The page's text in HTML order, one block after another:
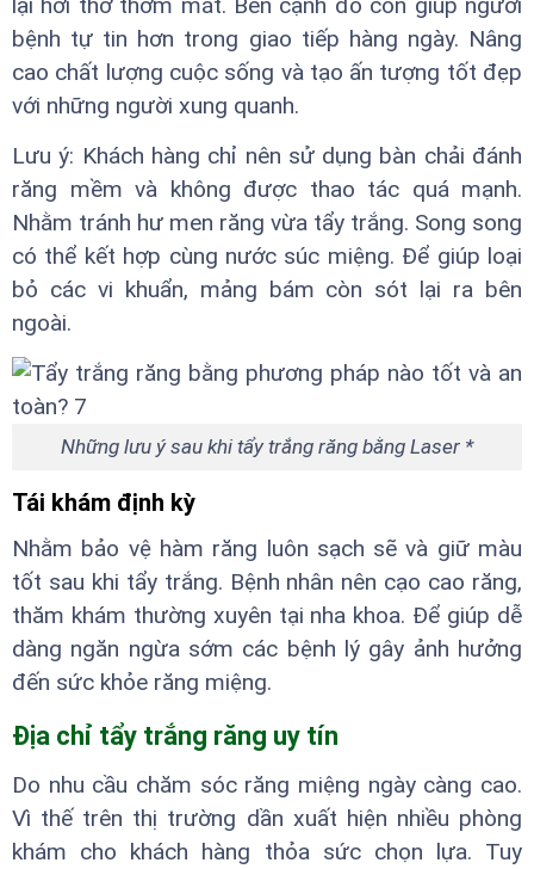
lại hơi thở thơm mát. Bên cạnh đó còn giúp người
bệnh tự tin hơn trong giao tiếp hàng ngày. Nâng
cao chất lượng cuộc sống và tạo ấn tượng tốt đẹp
với những người xung quanh.
Lưu ý: Khách hàng chỉ nên sử dụng bàn chải đánh
răng mềm và không được thao tác quá mạnh.
Nhằm tránh hư men răng vừa tẩy trắng. Song song
có thể kết hợp cùng nước súc miệng. Để giúp loại
bỏ các vi khuẩn, mảng bám còn sót lại ra bên
ngoài.
Những lưu ý sau khi tẩy trắng răng bằng Laser *
Tái khám định kỳ
Nhằm bảo vệ hàm răng luôn sạch sẽ và giữ màu
tốt sau khi tẩy trắng. Bệnh nhân nên cạo cao răng,
thăm khám thường xuyên tại nha khoa. Để giúp dễ
dàng ngăn ngừa sớm các bệnh lý gây ảnh hưởng
đến sức khỏe răng miệng.
Địa chỉ tẩy trắng răng uy tín
Do nhu cầu chăm sóc răng miệng ngày càng cao.
Vì thế trên thị trường dần xuất hiện nhiều phòng
khám cho khách hàng thỏa sức chọn lựa. Tuy